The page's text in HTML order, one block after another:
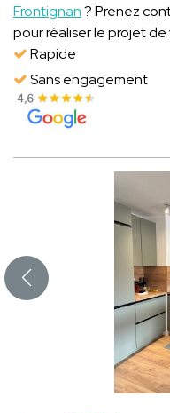
Frontignan? Prenez
pour réaliser le projet de
Rapide
Sans engagement